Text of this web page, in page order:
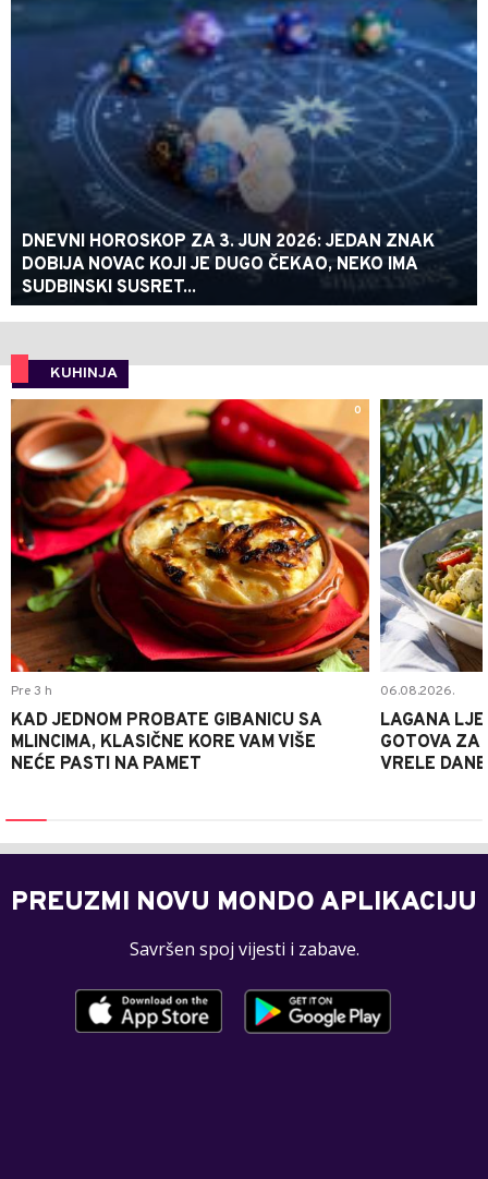
DNEVNI HOROSKOP ZA 3. JUN 2026: JEDAN ZNAK
DOBIJA NOVAC KOJI JE DUGO ČEKAO, NEKO IMA
SUDBINSKI SUSRET...
KUHINJA
0
Pre 3 h
KAD JEDNOM PROBATE GIBANICU SA
MLINCIMA, KLASIČNE KORE VAM VIŠE
NEĆE PASTI NA PAMET
06.08.2026.
LAGANA
GOTOVA ZA
VRELE DANE
PREUZMI NOVU MONDO APLIKACIJU
Savršen spoj vijesti i zabave.